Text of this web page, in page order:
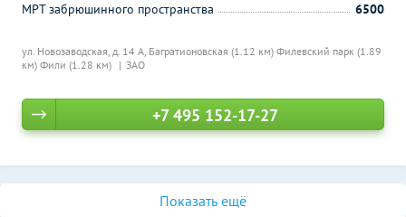
ул. Новозаводская, д. 14 А, Багратионовская (1.12 км) Филевский парк (1.89
км) Фили (1.28 км) ЗАО
МРТ забрюшинного пространства
6500
+7 495 152-17-27
Показать ещё